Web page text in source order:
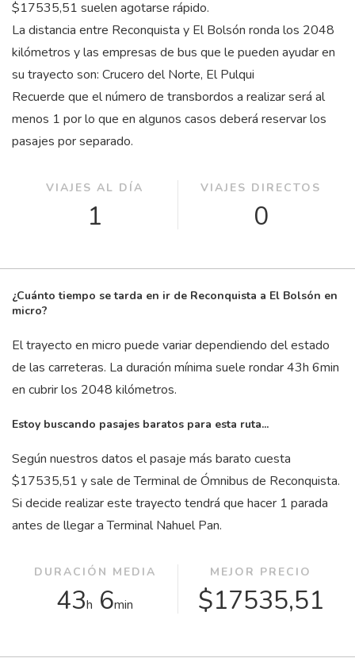
$17535,51 suelen agotarse rápido.
La distancia entre Reconquista y El Bolsón ronda los 2048
kilómetros y las empresas de bus que le pueden ayudar en
su trayecto son: Crucero del Norte, El Pulqui
Recuerde que el número de transbordos a realizar será al
menos 1 por lo que en algunos casos deberá reservar los
pasajes por separado.
VIAJES AL DÍA
1
VIAJES DIRECTOS
0
¿Cuánto tiempo se tarda en ir de Reconquista a El Bolsón en
micro?
El trayecto en micro puede variar dependiendo del estado
de las carreteras. La duración mínima suele rondar 43h 6min
en cubrir los 2048 kilómetros.
Estoy buscando pasajes baratos para esta ruta...
Según nuestros datos el pasaje más barato cuesta
$17535,51 y sale de Terminal de Ómnibus de Reconquista.
Si decide realizar este trayecto tendrá que hacer 1 parada
antes de llegar a Terminal Nahuel Pan.
DURACIÓN MEDIA
43h 6min
MEJOR PRECIO
$17535,51